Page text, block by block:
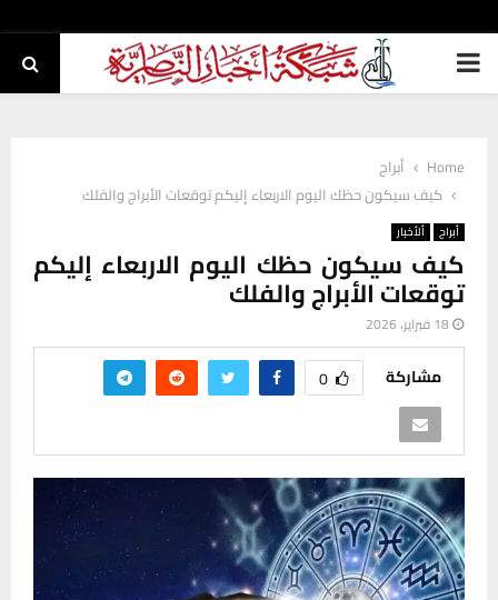
PRIMARY
Home
أبراج
كيف سيكون حظك اليوم الاربعاء إليكم توقعات الأبراج والفلك
أبراج ألأخبار
كيف سيكون حظك اليوم الاربعاء إليكم
توقعات الأبراج والفلك
18 فبراير، 2026
مشاركة 0